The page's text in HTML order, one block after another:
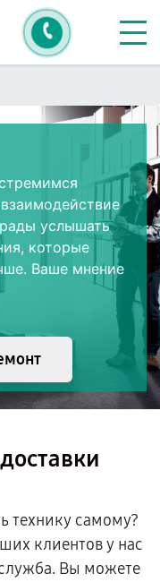
услышать
которые
Ваше мнение
технику самому?
клиентов у нас
служба. Вы можете